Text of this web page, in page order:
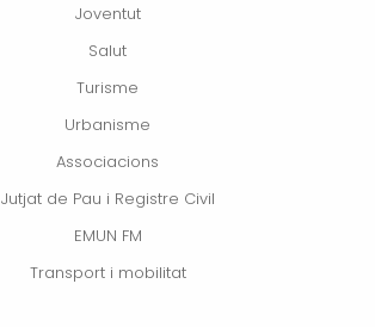
Joventut
Salut
Turisme
Urbanisme
Associacions
Jutjat de Pau i Registre Civil
EMUN FM
Transport i mobilitat